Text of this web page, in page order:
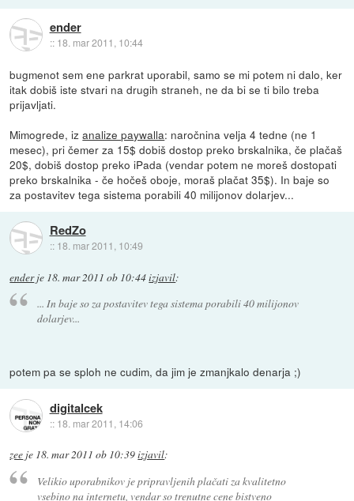
ender
:: 18. mar 2011, 10:44
bugmenot sem ene parkrat uporabil, samo se mi potem ni dalo, ker
itak dobiš iste stvari na drugih straneh, ne da bi se ti bilo treba
prijavljati.
Mimogrede, izanalize paywalla: naročnina velja 4 tedne (ne 1
mesec), pri čemer za 15$ dobiš dostop preko brskalnika, če plačaš
20$, dobiš dostop preko iPada (vendar potem ne moreš dostopati
preko brskalnika - če hočeš oboje, moraš plačat 35$). In baje so
za postavitev tega sistema porabili 40 milijonov dolarjev...
RedZo
:: 18. mar 2011, 10:49
enderje 18. mar 2011 ob 10:44izjavil:
... In baje so za postavitev tega sistema porabili 40 milijonov
dolarjev...
potem pa se sploh ne cudim, da jim je zmanjkalo denarja ;)
digitalcek
:: 18. mar 2011, 14:06
zee je 18. mar 2011 ob 10:39izjavil:
Velikio uporabnikov je pripravljenih plačati za kvalitetno
vsebino na internetu, vendar so trenutne cene bistveno